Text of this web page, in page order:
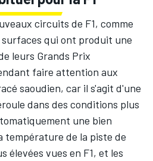
circuits de F1, comme
qui ont produit une
leurs Grands Prix
faire attention aux
saoudien, car il s'agit d'une
dans des conditions plus
une bien
température de la piste de
élevées vues en F1, et les